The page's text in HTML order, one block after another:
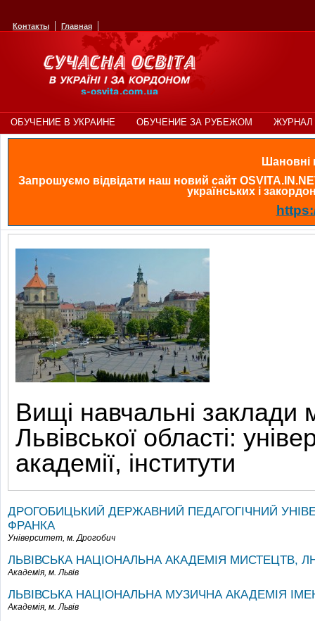
Контакты Главная
ОБУЧЕНИЕ В УКРАИНЕ ОБУЧЕНИЕ ЗА РУБЕЖОМ ЖУРНАЛ
Шановні
Запрошуємо відвідати наш новий сайт
українських і
Вищі навчальні заклади
Львівської області:
академії, інститути
ДРОГОБИЦЬКИЙ ДЕРЖАВНИЙ ПЕДАГОГІЧНИЙ
ФРАНКА
Університет, м. Дрогобич
ЛЬВІВСЬКА НАЦІОНАЛЬНА АКАДЕМІЯ МИСТЕЦТВ,
Академія, м. Львів
ЛЬВІВСЬКА НАЦІОНАЛЬНА МУЗИЧНА АКАДЕМІЯ
Академія, м. Львів